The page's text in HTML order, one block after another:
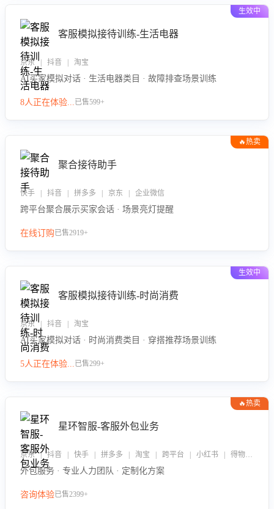
生效中
客服模拟接待训练-生活电器
京东 | 抖音 | 淘宝
AI买家模拟对话 · 生活电器类目 · 故障排查场景训练
8人正在体验...已售599+
🔥热卖
聚合接待助手
快手 | 抖音 | 拼多多 | 京东 | 企业微信
跨平台聚合展示买家会话 · 场景亮灯提醒
在线订购已售2919+
生效中
客服模拟接待训练-时尚消费
京东 | 抖音 | 淘宝
AI买家模拟对话 · 时尚消费类目 · 穿搭推荐场景训练
5人正在体验...已售299+
🔥热卖
星环智服-客服外包业务
京东 | 抖音 | 快手 | 拼多多 | 淘宝 | 跨平台 | 小红书 | 得物 | 企业微信
外包服务 · 专业人力团队 · 定制化方案
咨询体验已售2399+